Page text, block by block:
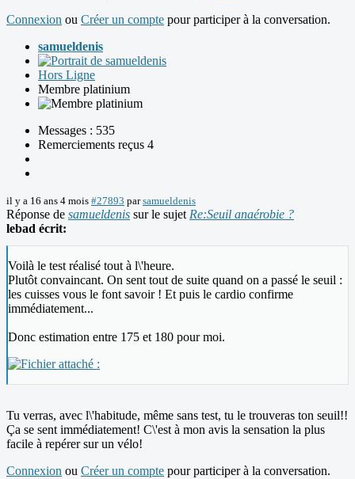
Connexion ou Créer un compte pour participer à la conversation.
samueldenis
Hors Ligne
Membre platinium
Messages : 535
Remerciements reçus 4
il y a 16 ans 4 mois #27893 parsamueldenis
Réponse de samueldenis sur le sujet Re:Seuil anaérobie ?
lebad écrit:
Voilà le test réalisé tout à l\'heure.
Plutôt convaincant. On sent tout de suite quand on a passé le seuil :
les cuisses vous le font savoir ! Et puis le cardio confirme
immédiatement...
Donc estimation entre 175 et 180 pour moi.
Tu verras, avec l\'habitude, même sans test, tu le trouveras ton seuil!!
Ça se sent immédiatement! C\'est à mon avis la sensation la plus
facile à repérer sur un vélo!
Connexion ou Créer un compte pour participer à la conversation.